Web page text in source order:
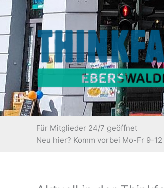
Zum
Inhalt
springen
Für Mitglieder 24/7 geöffnet
Neu hier? Komm vorbei Mo-Fr 9-12